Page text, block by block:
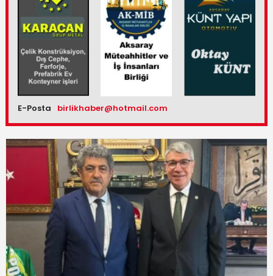
E-Posta birlikhaber@hotmail.com